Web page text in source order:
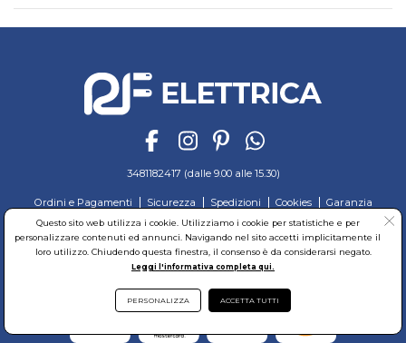
3481182417 (dalle 9.00 alle 15.30)
Ordini e Pagamenti Sicurezza Spedizioni Cookies
Garanzia
Privacy
Recesso Regolamento Richiedi reso
© RF Elettrica Srl - Sede Legale: Via Alcide de Gasperi, 74 - 04011 Aprilia (LT)
Partita Iva: 02435300591 - Codice Fiscale: 02435300591
Sede Operativa: Via Alcide de Gasperi, 74 - 04011 Aprilia (LT)
Questo sito web utilizza i cookie. Utilizziamo i cookie per statistiche e per
personalizzare contenuti ed annunci. Navigando nel sito accetti implicitamente il
loro utilizzo. Chiudendo questa finestra, il consenso è da considerarsi negato.
Leggi l'informativa completa qui.
PERSONALIZZA ACCETTA TUTTI